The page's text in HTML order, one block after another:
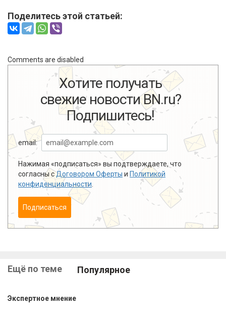
Поделитесь этой статьей:
Comments are disabled
Хотите получать
свежие новости BN.ru?
Подпишитесь!
email:
Нажимая «подписаться» вы подтверждаете, что
согласны сДоговором Оферты и Политикой
конфиденциальности
Подписаться
Ещё по теме Популярное
Экспертное мнение